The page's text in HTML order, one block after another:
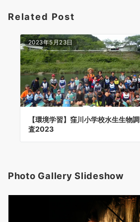
Related Post
2023年5月23日
【環境学習】窪川小学校水生生物調
査2023
Photo Gallery Slideshow